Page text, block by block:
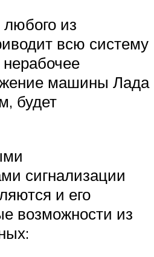
из
всю систему
машины Лада
будет
сигнализации
и его
возможности из